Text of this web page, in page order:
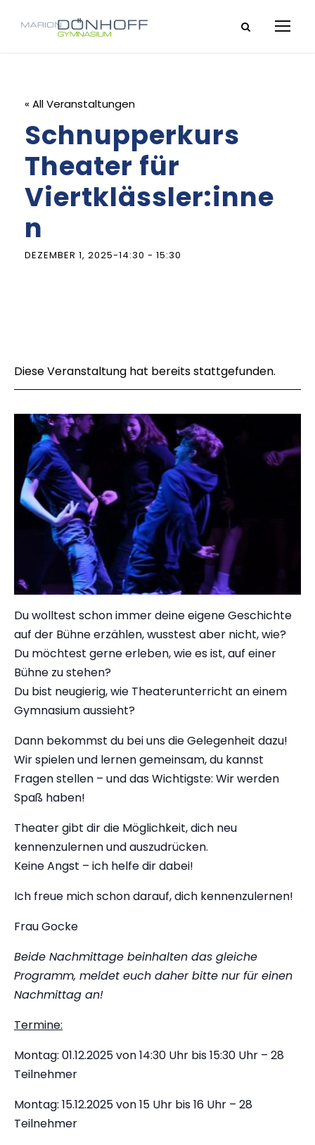
« All Veranstaltungen
Schnupperkurs
Theater für
Viertklässler:inne
n
DEZEMBER 1, 2025-14:30 - 15:30
Diese Veranstaltung hat bereits stattgefunden.
Du wolltest schon immer deine eigene Geschichte
auf der Bühne erzählen, wusstest aber nicht, wie?
Du möchtest gerne erleben, wie es ist, auf einer
Bühne zu stehen?
Du bist neugierig, wie Theaterunterricht an einem
Gymnasium aussieht?
Dann bekommst du bei uns die Gelegenheit dazu!
Wir spielen und lernen gemeinsam, du kannst
Fragen stellen – und das Wichtigste: Wir werden
Spaß haben!
Theater gibt dir die Möglichkeit, dich neu
kennenzulernen und auszudrücken.
Keine Angst – ich helfe dir dabei!
Ich freue mich schon darauf, dich kennenzulernen!
Frau Gocke
Beide Nachmittage beinhalten das gleiche
Programm, meldet euch daher bitte nur für einen
Nachmittag an!
Termine:
Montag: 01.12.2025 von 14:30 Uhr bis 15:30 Uhr – 28
Teilnehmer
Montag: 15.12.2025 von 15 Uhr bis 16 Uhr – 28
Teilnehmer